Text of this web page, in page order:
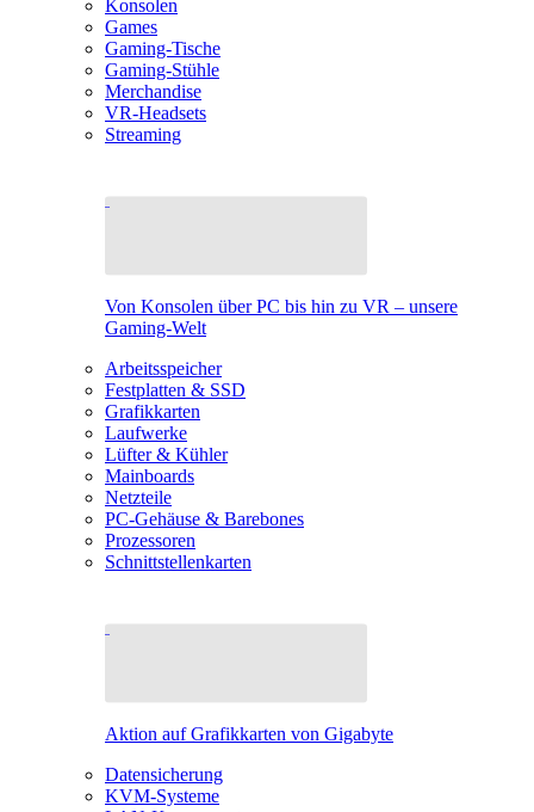
Konsolen
Games
Gaming-Tische
Gaming-Stühle
Merchandise
VR-Headsets
Streaming
Von Konsolen über PC bis hin zu VR – unsere
Gaming-Welt
Arbeitsspeicher
Festplatten & SSD
Grafikkarten
Laufwerke
Lüfter & Kühler
Mainboards
Netzteile
PC-Gehäuse & Barebones
Prozessoren
Schnittstellenkarten
Aktion auf Grafikkarten von Gigabyte
Datensicherung
KVM-Systeme